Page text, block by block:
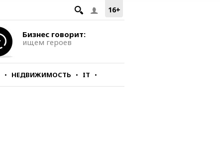
16+
Бизнес говорит:
ищем героев
НЕДВИЖИМОСТЬ IT